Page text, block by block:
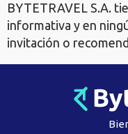
BYTETRAVEL S.A.
informativa y en
invitación o